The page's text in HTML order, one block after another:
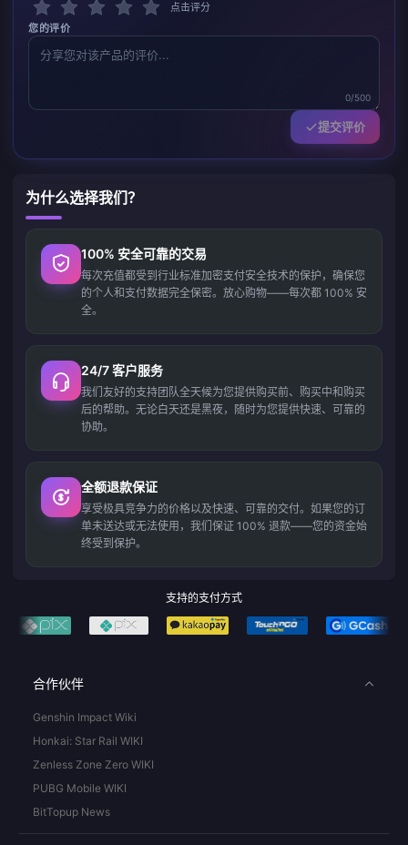
点击评分
您的评价
0/500
提交评价
为什么选择我们？
100% 安全可靠的交易
每次充值都受到行业标准加密支付安全技术的保护，确保您
的个人和支付数据完全保密。放心购物——每次都 100% 安
全。
24/7 客户服务
我们友好的支持团队全天候为您提供购买前、购买中和购买
后的帮助。无论白天还是黑夜，随时为您提供快速、可靠的
协助。
全额退款保证
享受极具竞争力的价格以及快速、可靠的交付。如果您的订
单未送达或无法使用，我们保证 100% 退款——您的资金始
终受到保护。
支持的支付方式
合作伙伴
Genshin Impact Wiki
Honkai: Star Rail WIKI
Zenless Zone Zero WIKI
PUBG Mobile WIKI
BitTopup News